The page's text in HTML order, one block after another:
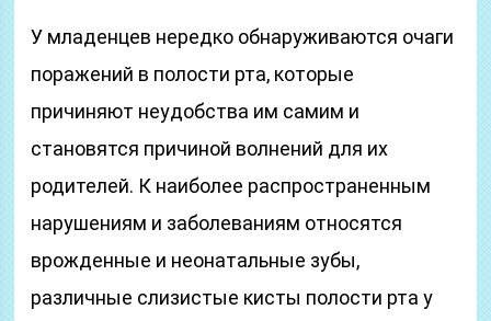
У младенцев нередко обнаруживаются очаги
поражений в полости рта, которые
причиняют неудобства им самим и
становятся причиной волнений для их
родителей. К наиболее распространенным
нарушениям и заболеваниям относятся
врожденные и неонатальные зубы,
различные слизистые кисты полости рта у